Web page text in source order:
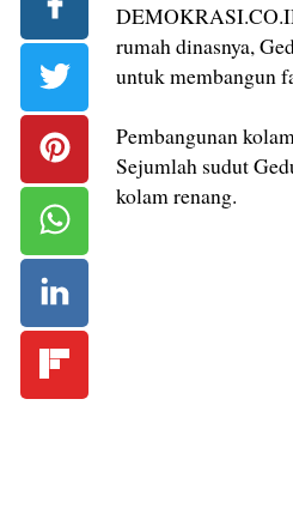
rumah dinasnya,
untuk membangun
Pembangunan
Sejumlah sudut
kolam renang.